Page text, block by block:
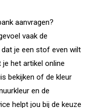
aanvragen?
vaak de
je een stof even wilt
het artikel online
bekijken of de kleur
en de
helpt jou bij de keuze